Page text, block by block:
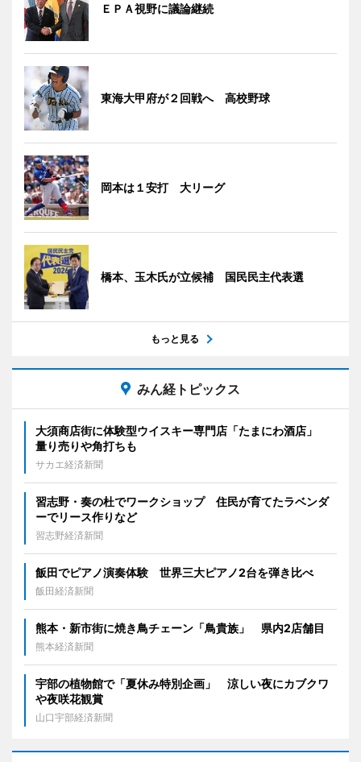
ＥＰＡ視野に議論継続
東海大甲府が２回戦へ 高校野球
岡本は１安打 大リーグ
橋本、玉木氏が立候補 国民民主代表選
もっと見る
みん経トピックス
大須商店街に体験型ウイスキー専門店「たまにわ酒店」
量り売りや角打ちも
サカエ経済新聞
習志野・奏の杜でワークショップ 住民が育てたラベンダ
ーでリース作りなど
習志野経済新聞
飯田でピアノ演奏体験 世界三大ピアノ2台を弾き比べ
飯田経済新聞
熊本・新市街に焼き鳥チェーン「鳥貴族」 県内2店舗目
熊本経済新聞
宇部の植物館で「夏休み特別企画」 涼しい夜にカブクワ
や夜咲花観賞
山口宇部経済新聞